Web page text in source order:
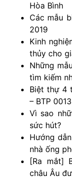
Hòa Bình
Các mẫu
2019
Kinh
thủy cho
Những
tìm kiếm
Biệt thự 4
– BTP 0013
Vì sao
sức hút?
Hướng
nhà ống
[Ra mắt]
châu Âu